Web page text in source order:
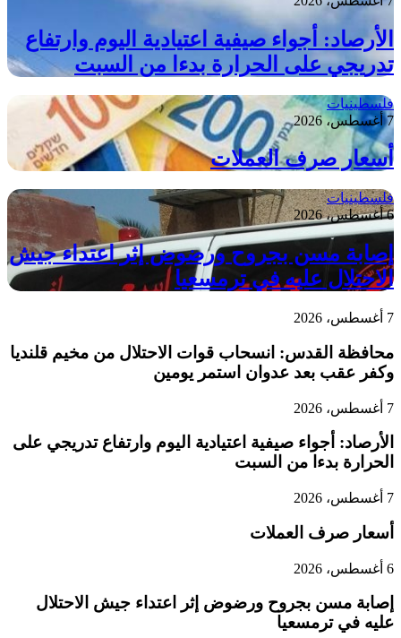
الأرصاد: أجواء صيفية اعتيادية اليوم وارتفاع
تدريجي على الحرارة بدءا من السبت
فلسطينيات
7 أغسطس، 2026
أسعار صرف العملات
فلسطينيات
6 أغسطس، 2026
إصابة مسن بجروح ورضوض إثر اعتداء جيش
الاحتلال عليه في ترمسعيا
7 أغسطس، 2026
محافظة القدس: انسحاب قوات الاحتلال من مخيم قلنديا
وكفر عقب بعد عدوان استمر يومين
7 أغسطس، 2026
الأرصاد: أجواء صيفية اعتيادية اليوم وارتفاع تدريجي على
الحرارة بدءا من السبت
7 أغسطس، 2026
أسعار صرف العملات
6 أغسطس، 2026
إصابة مسن بجروح ورضوض إثر اعتداء جيش الاحتلال
عليه في ترمسعيا